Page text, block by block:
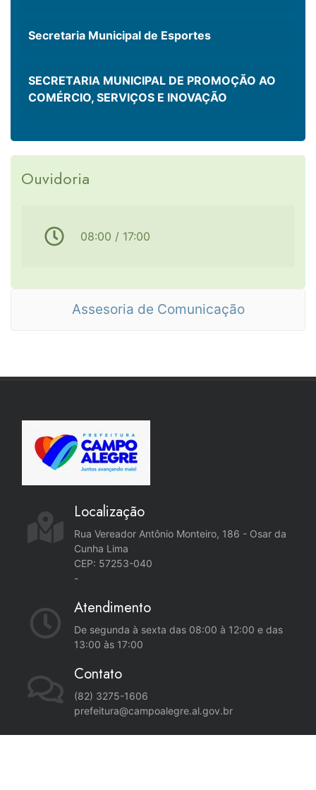
Secretaria Municipal de Esportes
SECRETARIA MUNICIPAL DE PROMOÇÃO AO
COMÉRCIO, SERVIÇOS E INOVAÇÃO
Ouvidoria
08:00 / 17:00
Assesoria de Comunicação
Localização
Rua Vereador Antônio Monteiro, 186 - Osar da
Cunha Lima
CEP: 57253-040
-
Atendimento
De segunda à sexta das 08:00 à 12:00 e das
13:00 às 17:00
Contato
(82) 3275-1606
prefeitura@campoalegre.al.gov.br